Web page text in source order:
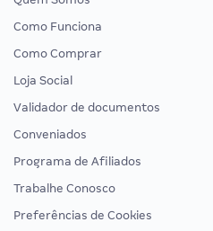
Como Funciona
Como Comprar
Loja Social
Validador de documentos
Conveniados
Programa de Afiliados
Trabalhe Conosco
Preferências de Cookies